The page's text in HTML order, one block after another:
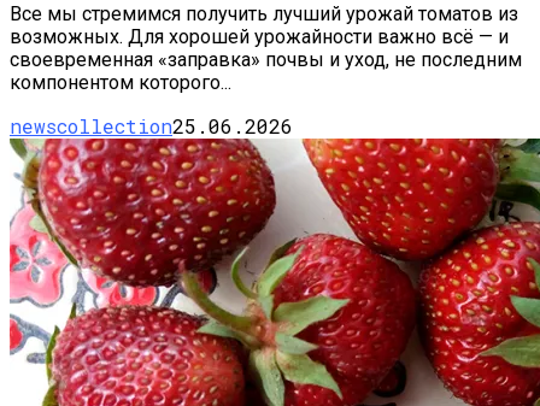
Все мы стремимся получить лучший урожай томатов из
возможных. Для хорошей урожайности важно всё — и
своевременная «заправка» почвы и уход, не последним
компонентом которого...
newscollection25.06.2026